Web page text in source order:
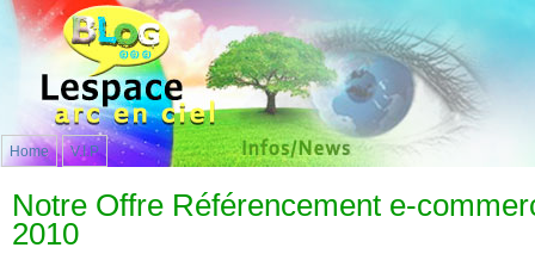
Home V.I.P
Notre Offre Référencement e-
2010